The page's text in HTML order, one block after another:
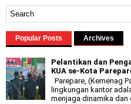
Popular Posts Archives
Pelantikan dan
KUA se-Kota
Parepare, (Kemenag
lingkungan kantor
menjaga dinamika dan